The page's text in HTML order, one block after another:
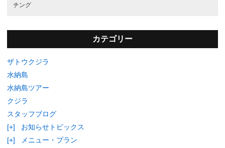
チング
カテゴリー
ザトウクジラ
水納島
水納島ツアー
クジラ
スタッフブログ
[+]
お知らせトピックス
[+]
メニュー・プラン